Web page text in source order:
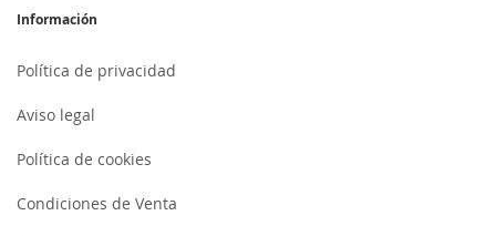
Información
Política de privacidad
Aviso legal
Política de cookies
Condiciones de Venta